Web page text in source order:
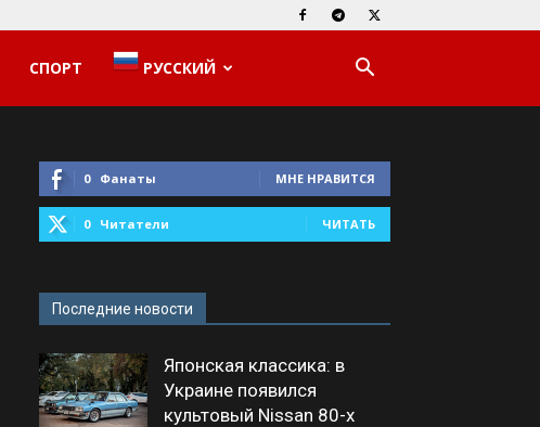
СПОРТ РУССКИЙ
0 Фанаты МНЕ НРАВИТСЯ
0 Читатели ЧИТАТЬ
Последние новости
Японская классика: в
Украине появился
культовый Nissan 80-х